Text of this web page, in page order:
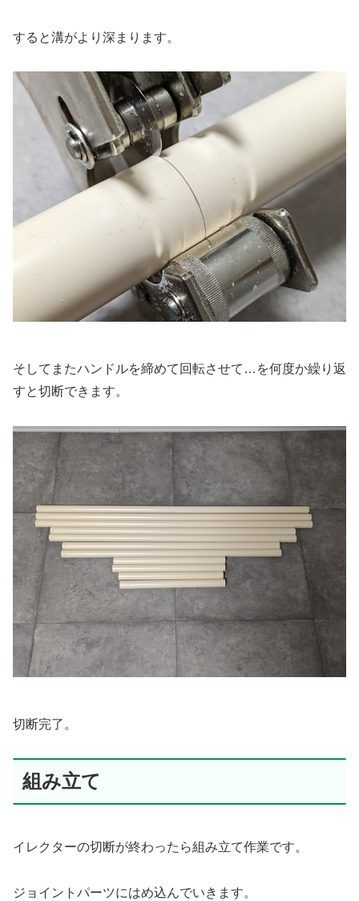
すると溝がより深まります。
そしてまたハンドルを締めて回転させて…を何度か繰り返
すと切断できます。
切断完了。
組み立て
イレクターの切断が終わったら組み立て作業です。
ジョイントパーツにはめ込んでいきます。